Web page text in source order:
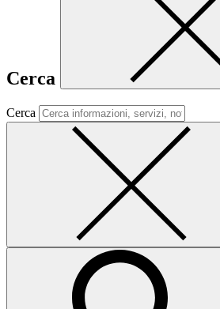
Cerca
Cerca